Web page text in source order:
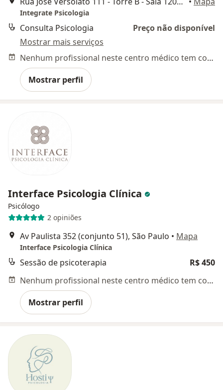
Integrate Psicologia
Consulta Psicologia
Preço não disponível
Mostrar mais serviços
Nenhum profissional neste centro médico tem consultas disponíveis
Mostrar perfil
Interface Psicologia Clínica
Psicólogo
2 opiniões
Av Paulista 352 (conjunto 51), São Paulo • Mapa
Interface Psicologia Clínica
Sessão de psicoterapia
R$ 450
Nenhum profissional neste centro médico tem consultas disponíveis
Mostrar perfil